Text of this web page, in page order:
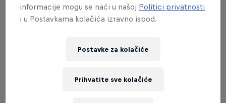
informacije mogu se naći u našoj Politici privatnosti
i u Postavkama kolačića izravno ispod.
Postavke za kolačiće
Prihvatite sve kolačiće